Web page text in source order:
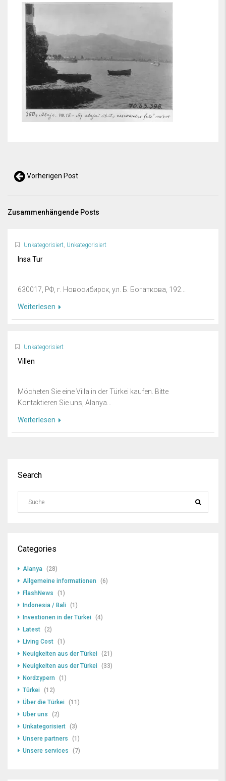
Vorherigen Post
Zusammenhängende Posts
Unkategorisiert, Unkategorisiert
Insa Tur
630017, РФ, г. Новосибирск, ул. Б. Богаткова, 192...
Weiterlesen
Unkategorisiert
Villen
Möcheten Sie eine Villa in der Türkei kaufen. Bitte
Kontaktieren Sie uns, Alanya...
Weiterlesen
Search
Categories
Alanya (28)
Allgemeine informationen
(6)
FlashNews
(1)
Indonesia / Bali
(1)
Investionen in der Türkei
(4)
Latest (2)
Living Cost (1)
Neuigkeiten aus der Türkei
(21)
Neuigkeiten aus der Türkei
(33)
Nordzypern
(1)
Türkei
(12)
Über die Türkei
(11)
Uber uns
(2)
Unkategorisiert (3)
Unsere partners
(1)
Unsere services
(7)